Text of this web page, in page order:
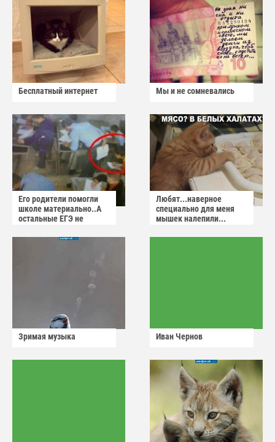
Бесплатный интернет Мы и не сомневались
Его родители помогли
школе материально..А
остальные ЕГЭ не
Любят...наверное
специально для меня
мышек налепили...
Зримая музыка Иван Чернов